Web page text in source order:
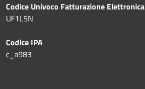
Codice Univoco Fatturazione Elettronica
UF1L5N
Codice IPA
c_a983